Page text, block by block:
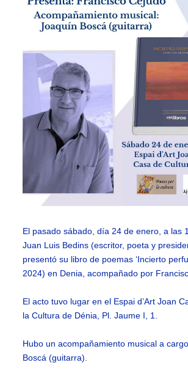
El pasado sábado, día 24 de enero, a las
Juan Luis Bedins (escritor, poeta y
presentó su libro de poemas ‘Incierto
2024) en Denia, acompañado por
El acto tuvo lugar en el Espai d’Art Joan
la Cultura de Dénia, Pl. Jaume I, 1.
Hubo un acompañamiento musical a
Boscá (guitarra).